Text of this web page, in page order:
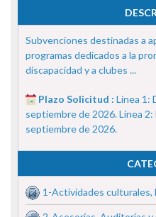
Subvenciones destinadas a
programas dedicados a la
discapacidad y a clubes ...
Plazo Solicitud : Línea 1:
septiembre de 2026. Línea
septiembre de 2026.
1-Actividades